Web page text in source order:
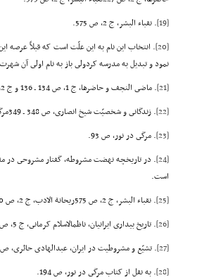
[19]
. نقباء البشر، ج 2، ص 575.
[20]
. انتخاب این نام به این علّت است که قبلاً
نمود و تبدیل به مدرسه کردولى باز به نام اولى آن
[21]
. ماضى النجف و حاضرها، ج 1، ص 134 ـ 136 و ج 2، ص 228معارف الرجال، ج 1، ص 280، نقباء البشر، ج 2، ص 575.
[22]
. زندگانى و شخصیّت شیخ انصارى، ص 348 ـ 349مرگى در نور، عبدالحسین مجید کفائى.
[23]
. مرگى در نور، ص 93.
[24]
. در تاریخچه نهضت مشروطه، گفتار مشروحى در
است.
[25]
. نقباء البشر، ج 2، ص 575ریحانة الادب، ج 2، ص 160ماضى النجف و حاضرها، ج 1، ص 136.
[26]
. تاریخ بیدارى ایرانیان، ناظمالاسلام کرمانى، ج 5، ص 353ىمرگى در نور، ص 141.
[27]
. تشیّع و مشروطیت در ایران، عبدالهادى حائرى، ص 109 و 108.
[28]
. به نقل از کتاب مرگى در نور، ص 194.